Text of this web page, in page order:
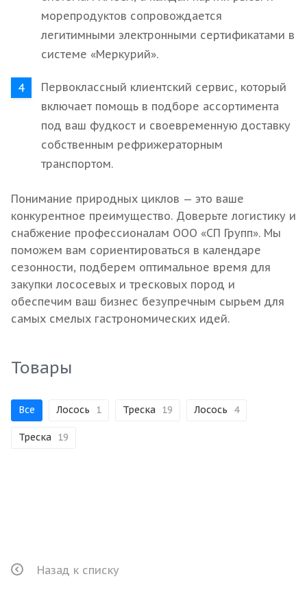
морепродуктов сопровождается
легитимными электронными сертификатами в
системе «Меркурий».
Первоклассный клиентский сервис, который
включает помощь в подборе ассортимента
под ваш фудкост и своевременную доставку
собственным рефрижераторным
транспортом.
Понимание природных циклов — это ваше
конкурентное преимущество. Доверьте логистику и
снабжение профессионалам ООО «СП Групп». Мы
поможем вам сориентироваться в календаре
сезонности, подберем оптимальное время для
закупки лососевых и тресковых пород и
обеспечим ваш бизнес безупречным сырьем для
самых смелых гастрономических идей.
Товары
Все Лосось 1 Треска 19 Лосось 4
Треска 19
Назад к списку